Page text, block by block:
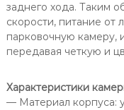
заднего хода. Таким
скорости, питание от
парковочную камеру,
передавая четкую и
Характеристики
— Материал корпуса: